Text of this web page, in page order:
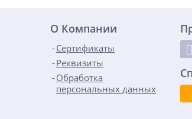
О Компании
Сертификаты
Реквизиты
Обработка
персональных данных